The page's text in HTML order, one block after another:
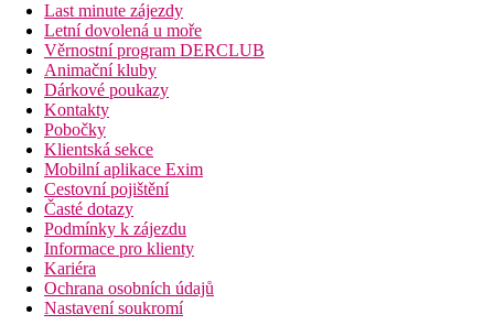
Last minute zájezdy
Letní dovolená u moře
Věrnostní program DERCLUB
Animační kluby
Dárkové poukazy
Kontakty
Pobočky
Klientská sekce
Mobilní aplikace Exim
Cestovní pojištění
Časté dotazy
Podmínky k zájezdu
Informace pro klienty
Kariéra
Ochrana osobních údajů
Nastavení soukromí